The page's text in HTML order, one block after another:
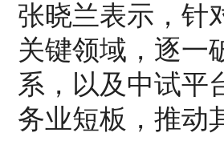
张晓兰表示，针
关键领域，逐一
系，以及中试平
务业短板，推动